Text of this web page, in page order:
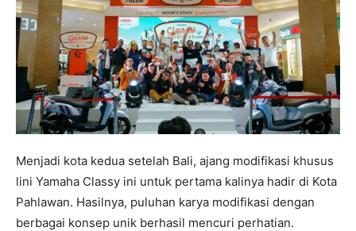
Menjadi kota kedua setelah Bali, ajang modifikasi khusus
lini Yamaha Classy ini untuk pertama kalinya hadir di Kota
Pahlawan. Hasilnya, puluhan karya modifikasi dengan
berbagai konsep unik berhasil mencuri perhatian.